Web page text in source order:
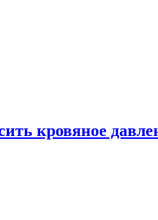
кровяное